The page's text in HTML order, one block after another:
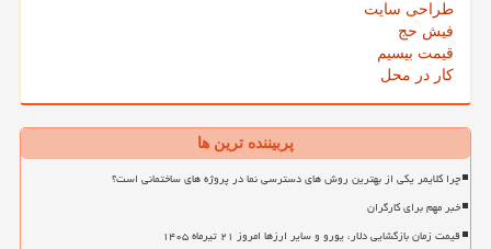
طراحی سایت
فیش حج
قیمت بیسیم
کار در محل
پربیننده ترین ها
چرا کلایمر یکی از بهترین روش های دسترسی نما در پروژه های ساختمانی است؟
خبر مهم برای کارگران
قیمت زمان بازگشایی دلار، یورو و سایر ارزها امروز ۲۱ تیرماه ۱۴۰۵